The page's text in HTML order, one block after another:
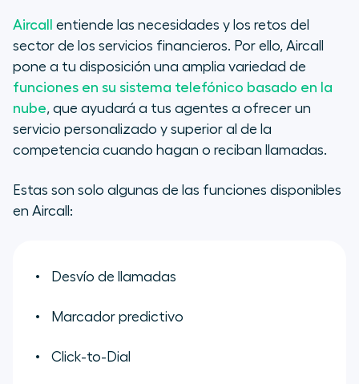
Aircall
entiende las necesidades y los retos del
sector de los servicios financieros. Por ello, Aircall
pone a tu disposición una amplia variedad de
funciones en su sistema telefónico basado en la
nube, que ayudará a tus agentes a ofrecer un
servicio personalizado y superior al de la
competencia cuando hagan o reciban llamadas.
Estas son solo algunas de las funciones disponibles
en Aircall:
Desvío de llamadas
Marcador predictivo
Click-to-Dial